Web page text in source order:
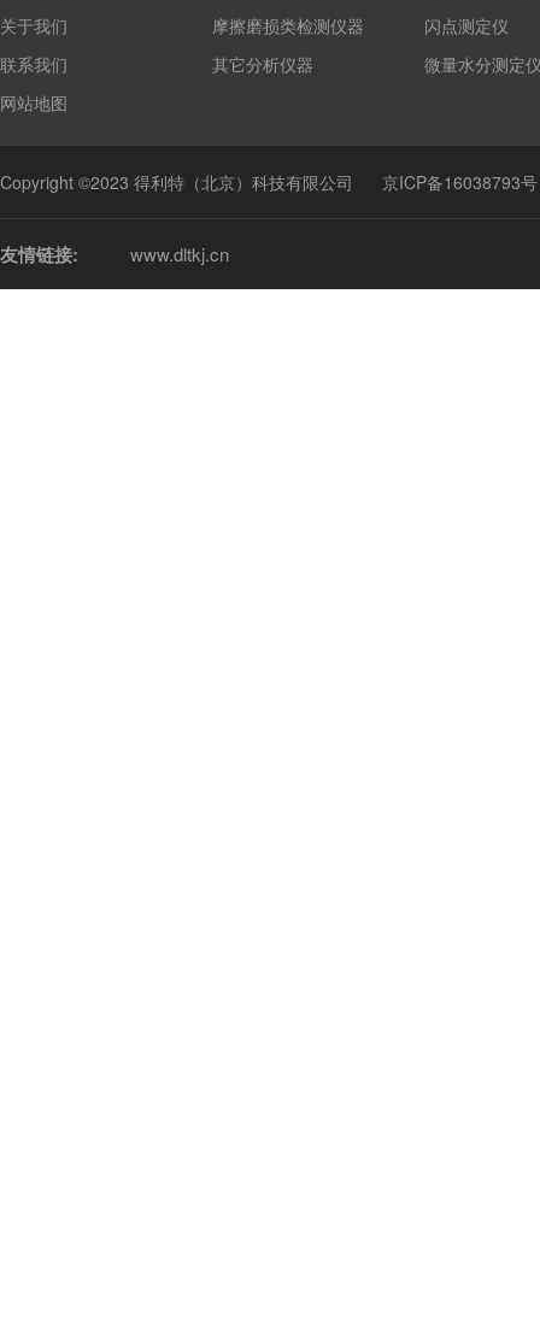
关于我们
联系我们
网站地图
摩擦磨损类检测仪器
其它分析仪器
闪点测定仪
微量水分测定
Copyright ©2023 得利特（北京）科技有限公司 京ICP备16038793号
友情链接: www.dltkj.cn